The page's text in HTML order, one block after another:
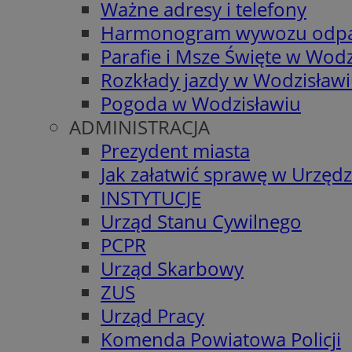
Ważne adresy i telefony
Harmonogram wywozu
Parafie i Msze Święte w
Rozkłady jazdy w
Pogoda w Wodzisławiu
ADMINISTRACJA
Prezydent miasta
Jak załatwić sprawę w
INSTYTUCJE
Urząd Stanu Cywilnego
PCPR
Urząd Skarbowy
ZUS
Urząd Pracy
Komenda Powiatowa Policji